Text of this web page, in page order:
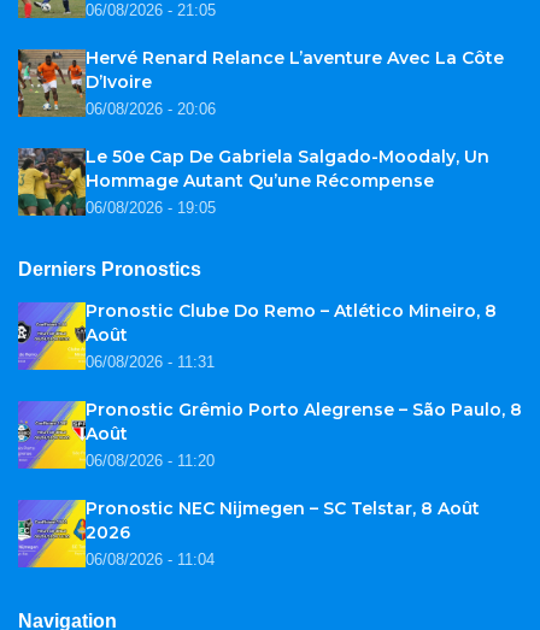
06/08/2026 - 21:05
Hervé Renard Relance L’aventure Avec La Côte
D’Ivoire
06/08/2026 - 20:06
Le 50e Cap De Gabriela Salgado-Moodaly, Un
Hommage Autant Qu’une Récompense
06/08/2026 - 19:05
Derniers Pronostics
Pronostic Clube Do Remo – Atlético Mineiro, 8
Août
06/08/2026 - 11:31
Pronostic Grêmio Porto Alegrense – São Paulo, 8
Août
06/08/2026 - 11:20
Pronostic NEC Nijmegen – SC Telstar, 8 Août
2026
06/08/2026 - 11:04
Navigation